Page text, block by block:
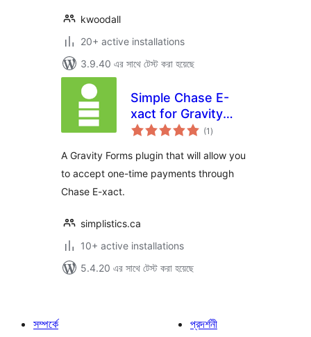
kwoodall
20+ active installations
3.9.40 এর সাথে টেস্ট করা হয়েছে
Simple Chase E-
xact for Gravity
Forms
(1 total
ratings
)
A Gravity Forms plugin that will allow you
to accept one-time payments through
Chase E-xact.
simplistics.ca
10+ active installations
5.4.20 এর সাথে টেস্ট করা হয়েছে
সম্পর্কে
প্রদর্শনী